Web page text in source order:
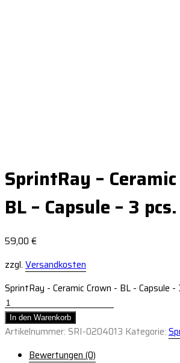
SprintRay –
BL – Capsule – 3 pcs.
59,00 €
zzgl. Versandkosten
SprintRay - Ceramic Crown - BL - Capsule -
In den Warenkorb
Artikelnummer: SRI-0204013 Kategorie:
Bewertungen (0)